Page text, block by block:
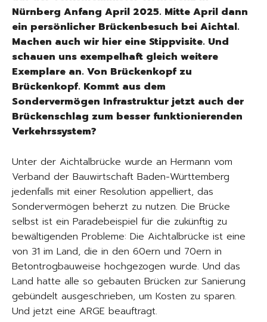
Nürnberg Anfang April 2025. Mitte April dann
ein persönlicher Brückenbesuch bei Aichtal.
Machen auch wir hier eine Stippvisite. Und
schauen uns exempelhaft gleich weitere
Exemplare an. Von Brückenkopf zu
Brückenkopf. Kommt aus dem
Sondervermögen Infrastruktur jetzt auch der
Brückenschlag zum besser funktionierenden
Verkehrssystem?
Unter der Aichtalbrücke wurde an Hermann vom
Verband der Bauwirtschaft Baden-Württemberg
jedenfalls mit einer Resolution appelliert, das
Sondervermögen beherzt zu nutzen. Die Brücke
selbst ist ein Paradebeispiel für die zukünftig zu
bewältigenden Probleme: Die Aichtalbrücke ist eine
von 31 im Land, die in den 60ern und 70ern in
Betontrogbauweise hochgezogen wurde. Und das
Land hatte alle so gebauten Brücken zur Sanierung
gebündelt ausgeschrieben, um Kosten zu sparen.
Und jetzt eine ARGE beauftragt.